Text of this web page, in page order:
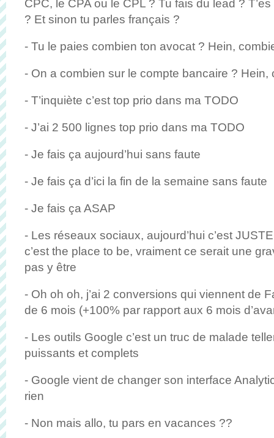
CPC, le CPA ou le CPL ? Tu fais du lead ?
? Et sinon tu parles français ?
- Tu le paies combien ton avocat ? Hein,
- On a combien sur le compte bancaire ? Hein,
- T’inquiète c’est top prio dans ma TODO
- J’ai 2 500 lignes top prio dans ma TODO
- Je fais ça aujourd’hui sans faute
- Je fais ça d’ici la fin de la semaine sans faute
- Je fais ça ASAP
- Les réseaux sociaux, aujourd’hui c’est
c’est the place to be, vraiment ce serait une
pas y être
- Oh oh oh, j’ai 2 conversions qui viennent de
de 6 mois (+100% par rapport aux 6 mois
- Les outils Google c’est un truc de malade
puissants et complets
- Google vient de changer son interface
rien
- Non mais allo, tu pars en vacances ??